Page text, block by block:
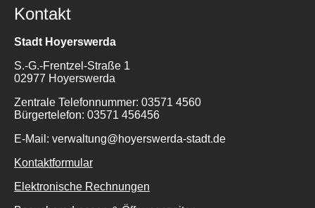
Kontakt
Stadt Hoyerswerda
S.-G.-Frentzel-Straße 1
02977 Hoyerswerda
Zentrale Telefonnummer: 03571 4560
Bürgertelefon: 03571 456456
E-Mail: verwaltung@hoyerswerda-stadt.de
Kontaktformular
Elektronische Rechnungen